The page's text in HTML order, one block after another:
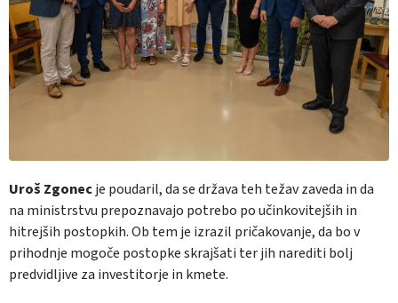
Uroš Zgonecje poudaril, da se država teh težav zaveda in da
na ministrstvu prepoznavajo potrebo po učinkovitejših in
hitrejših postopkih. Ob tem je izrazil pričakovanje, da bo v
prihodnje mogoče postopke skrajšati ter jih narediti bolj
predvidljive za investitorje in kmete.